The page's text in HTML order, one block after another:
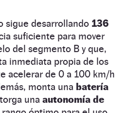
sigue desarrollando 136
suficiente para mover
del segmento B y que,
inmediata propia de los
acelerar de 0 a 100 km/h
monta una batería
una autonomía de